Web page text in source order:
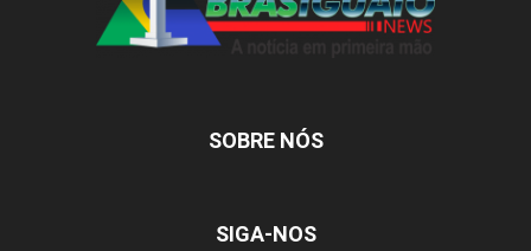
SOBRE NÓS
SIGA-NOS